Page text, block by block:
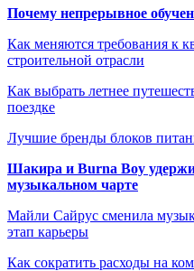
Почему непрерывное
Как меняются требования к
строительной отрасли
Как выбрать летнее
поездке
Лучшие бренды блоков
Шакира и Burna Boy
музыкальном чарте
Майли Сайрус сменила
этап карьеры
Как сократить расходы на